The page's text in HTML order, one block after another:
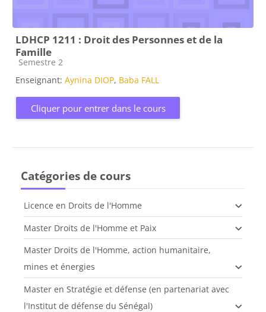
LDHCP 1211 : Droit des Personnes et de la
Famille
Catégorie de cours
Semestre 2
Enseignant: Aynina DIOP, Baba FALL
Cliquer pour entrer dans le cours
Catégories de cours
Licence en Droits de l'Homme
Master Droits de l'Homme et Paix
Master Droits de l'Homme, action humanitaire,
mines et énergies
Master en Stratégie et défense (en partenariat avec
l'Institut de défense du Sénégal)